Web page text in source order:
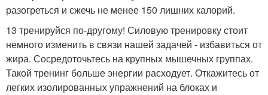
разогреться и сжечь не менее 150 лишних калорий.
13 тренируйся по-другому! Силовую тренировку стоит
немного изменить в связи нашей задачей - избавиться от
жира. Сосредоточьтесь на крупных мышечных группах.
Такой тренинг больше энергии расходует. Откажитесь от
легких изолированных упражнений на блоках и